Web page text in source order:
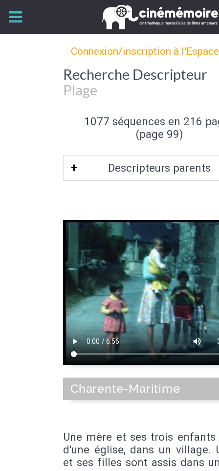
Connexion/inscription à
Recherche Descripteur
Plage
1077 séquences en 216
(page 99)
Descripteurs parents
Charente-Maritime
Une mère et ses trois
d'une église, dans un village.
et ses filles sont assis dans